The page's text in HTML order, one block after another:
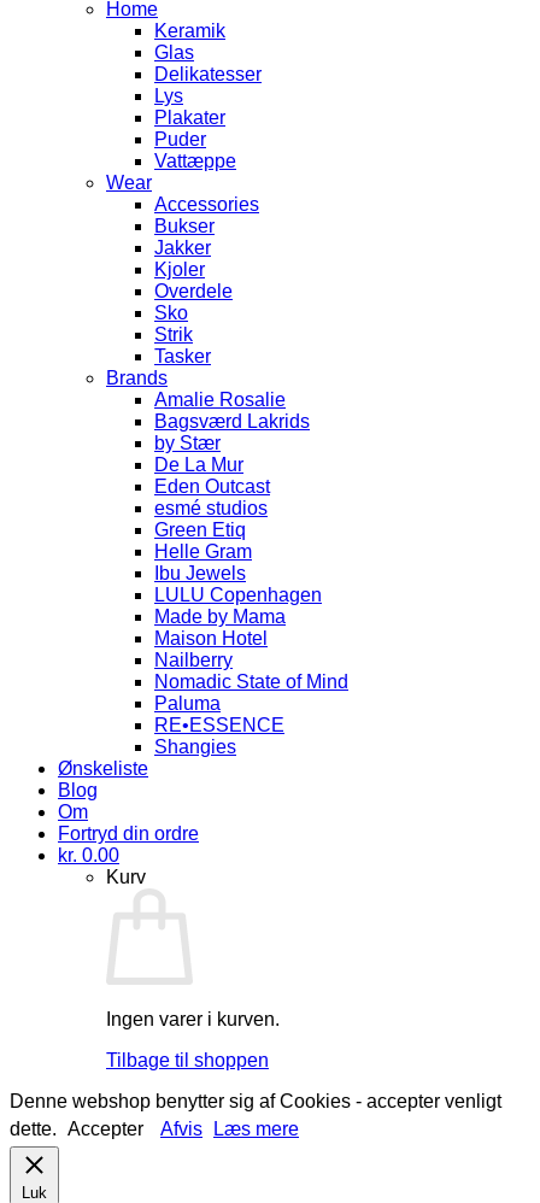
Home
Keramik
Glas
Delikatesser
Lys
Plakater
Puder
Vattæppe
Wear
Accessories
Bukser
Jakker
Kjoler
Overdele
Sko
Strik
Tasker
Brands
Amalie Rosalie
Bagsværd Lakrids
by Stær
De La Mur
Eden Outcast
esmé studios
Green Etiq
Helle Gram
Ibu Jewels
LULU Copenhagen
Made by Mama
Maison Hotel
Nailberry
Nomadic State of Mind
Paluma
RE•ESSENCE
Shangies
Ønskeliste
Blog
Om
Fortryd din ordre
kr. 0.00
Kurv
Ingen varer i kurven.
Tilbage til shoppen
Denne webshop benytter sig af Cookies - accepter venligt
dette. Accepter Afvis Læs mere
Luk